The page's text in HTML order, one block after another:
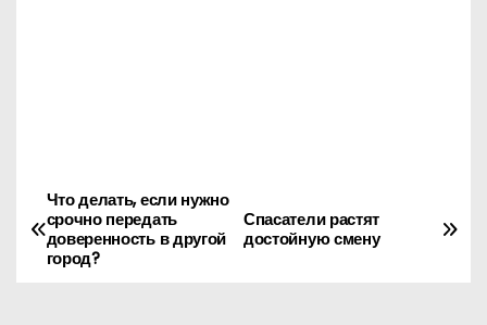
Н
а
Спасатели растят
достойную смену
Что делать, если нужно
срочно передать
доверенность в другой
город?